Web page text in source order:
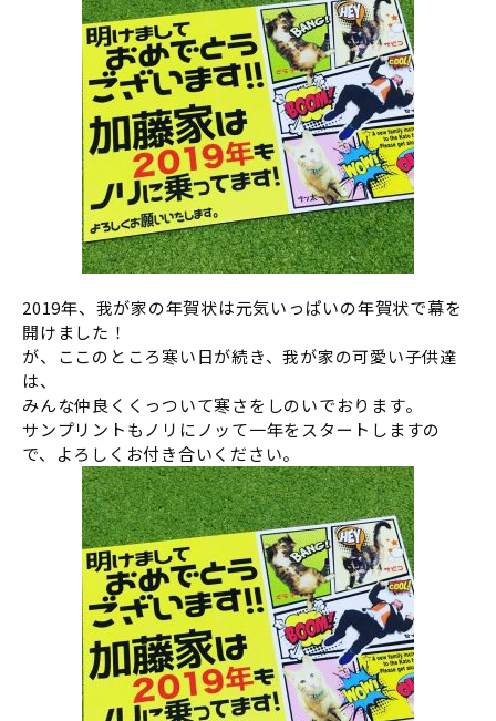
2019年、我が家の年賀状は元気いっぱいの年賀状で幕を
開けました！
が、ここのところ寒い日が続き、我が家の可愛い子供達
は、
みんな仲良くくっついて寒さをしのいでおります。
サンプリントもノリにノッて一年をスタートしますの
で、よろしくお付き合いください。